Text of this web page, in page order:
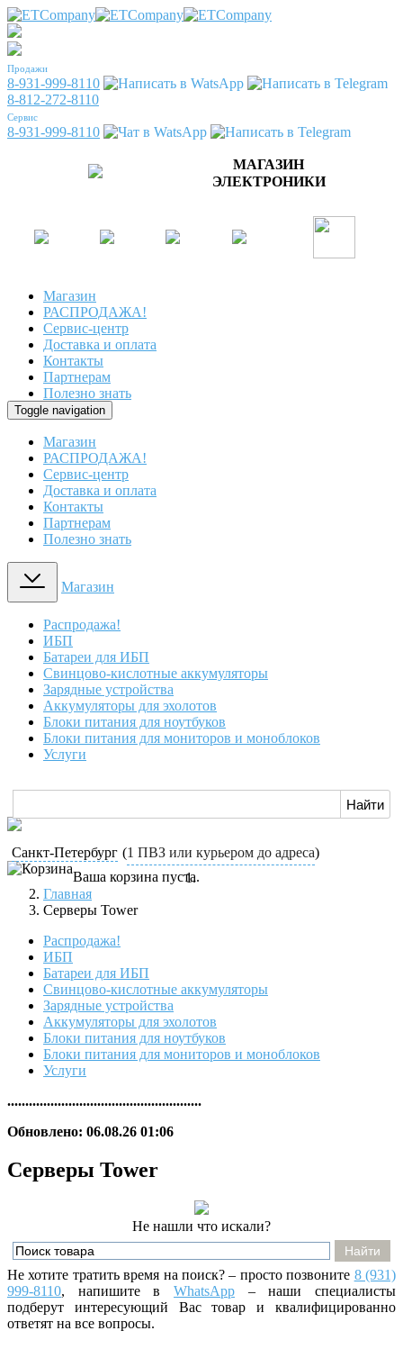
Продажи
8-931-999-8110
8-812-272-8110
Сервис
8-931-999-8110
МАГАЗИН
ЭЛЕКТРОНИКИ
Магазин
РАСПРОДАЖА!
Сервис-центр
Доставка и оплата
Контакты
Партнерам
Полезно знать
Toggle navigation
Магазин
РАСПРОДАЖА!
Сервис-центр
Доставка и оплата
Контакты
Партнерам
Полезно знать
Магазин
Распродажа!
ИБП
Батареи для ИБП
Свинцово-кислотные аккумуляторы
Зарядные устройства
Аккумуляторы для эхолотов
Блоки питания для ноутбуков
Блоки питания для мониторов и моноблоков
Услуги
Санкт-Петербург (1 ПВЗ или курьером до адреса)
Ваша корзина пуста.
Главная
Серверы Tower
Распродажа!
ИБП
Батареи для ИБП
Свинцово-кислотные аккумуляторы
Зарядные устройства
Аккумуляторы для эхолотов
Блоки питания для ноутбуков
Блоки питания для мониторов и моноблоков
Услуги
......................................................
Обновлено: 06.08.26 01:06
Серверы Tower
Не нашли что искали?
Не хотите тратить время на поиск? – просто позвоните 8 (931)
999-8110, напишитевWhatsApp – наши специалисты
подберут интересующий Вас товар и квалифицированно
ответят на все вопросы.